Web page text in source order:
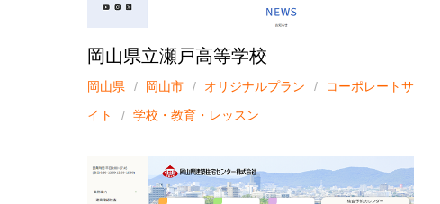
岡山県立瀬戸高等学校
岡山県 岡山市 オリジナルプラン
コーポレートサ
イト
学校・教育・レッスン